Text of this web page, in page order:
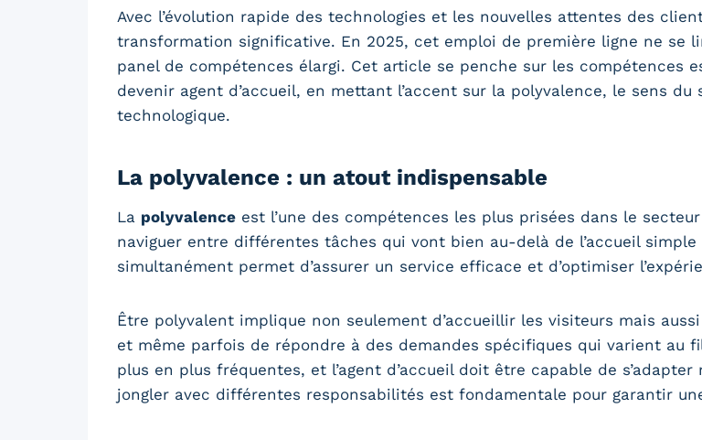
Avec l’évolution rapide des technologies et les nouvelles attentes des
transformation significative. En 2025, cet emploi de première ligne ne se
panel de compétences élargi. Cet article se penche sur les compétences
devenir agent d’accueil, en mettant l’accent sur la polyvalence, le sens
technologique.
La polyvalence : un atout indispensable
La polyvalence est l’une des compétences les plus prisées dans le
naviguer entre différentes tâches qui vont bien au-delà de l’accueil
simultanément permet d’assurer un service efficace et d’optimiser
Être polyvalent implique non seulement d’accueillir les visiteurs mais
et même parfois de répondre à des demandes spécifiques qui varient au
plus en plus fréquentes, et l’agent d’accueil doit être capable de
jongler avec différentes responsabilités est fondamentale pour garantir